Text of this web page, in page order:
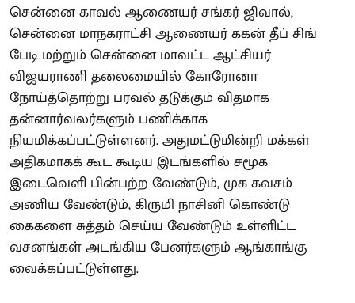
சென்னை காவல் ஆணையர் சங்கர் ஜிவால்,
சென்னை மாநகராட்சி ஆணையர் ககன் தீப் சிங்
பேடி மற்றும் சென்னை மாவட்ட ஆட்சியர்
விஜயராணி தலைமையில் கோரோனா
நோய்த்தொற்று பரவல் தடுக்கும் விதமாக
தன்னார்வலர்களும் பணிக்காக
நியமிக்கப்பட்டுள்ளனர். அதுமட்டுமின்றி மக்கள்
அதிகமாகக் கூட கூடிய இடங்களில் சமூக
இடைவெளி பின்பற்ற வேண்டும், முக கவசம்
அணிய வேண்டும், கிருமி நாசினி கொண்டு
கைகளை சுத்தம் செய்ய வேண்டும் உள்ளிட்ட
வசனங்கள் அடங்கிய பேனர்களும் ஆங்காங்கு
வைக்கப்பட்டுள்ளது.